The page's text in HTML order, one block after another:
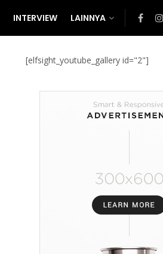
INTERVIEW LAINNYA
[elfsight_youtube_gallery id="2"]